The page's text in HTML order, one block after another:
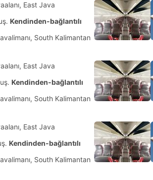
East Java
Kendinden-bağlantılı
South Kalimantan
East Java
Kendinden-bağlantılı
South Kalimantan
East Java
Kendinden-bağlantılı
South Kalimantan